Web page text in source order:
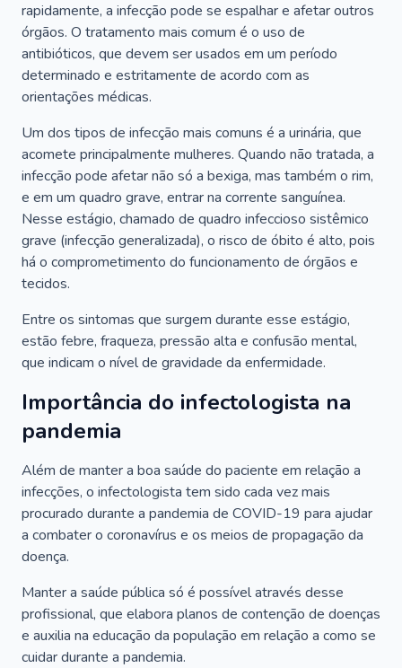
rapidamente, a infecção pode se espalhar e afetar outros
órgãos. O tratamento mais comum é o uso de
antibióticos, que devem ser usados em um período
determinado e estritamente de acordo com as
orientações médicas.
Um dos tipos de infecção mais comuns é a urinária, que
acomete principalmente mulheres. Quando não tratada, a
infecção pode afetar não só a bexiga, mas também o rim,
e em um quadro grave, entrar na corrente sanguínea.
Nesse estágio, chamado de quadro infeccioso sistêmico
grave (infecção generalizada), o risco de óbito é alto, pois
há o comprometimento do funcionamento de órgãos e
tecidos.
Entre os sintomas que surgem durante esse estágio,
estão febre, fraqueza, pressão alta e confusão mental,
que indicam o nível de gravidade da enfermidade.
Importância do infectologista na
pandemia
Além de manter a boa saúde do paciente em relação a
infecções, o infectologista tem sido cada vez mais
procurado durante a pandemia de COVID-19 para ajudar
a combater o coronavírus e os meios de propagação da
doença.
Manter a saúde pública só é possível através desse
profissional, que elabora planos de contenção de doenças
e auxilia na educação da população em relação a como se
cuidar durante a pandemia.